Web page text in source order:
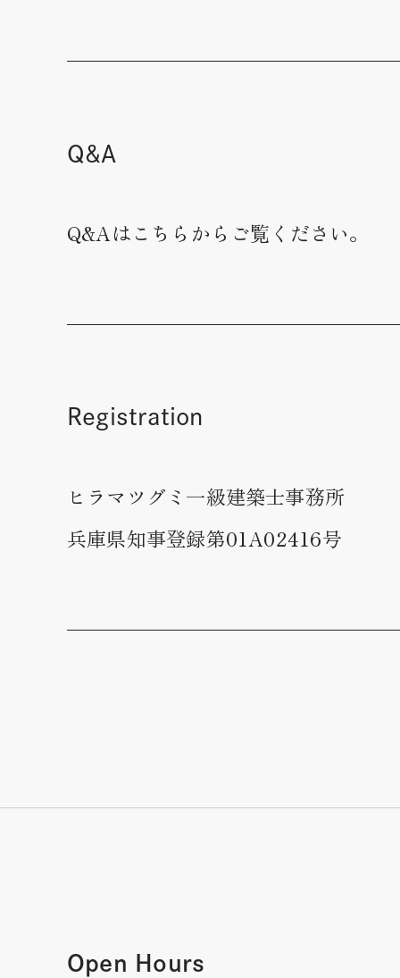
Q&A
Q&Aはこちらからご覧ください。
Registration
ヒラマツグミ一級建築士事務所
兵庫県知事登録第01A02416号
Open Hours